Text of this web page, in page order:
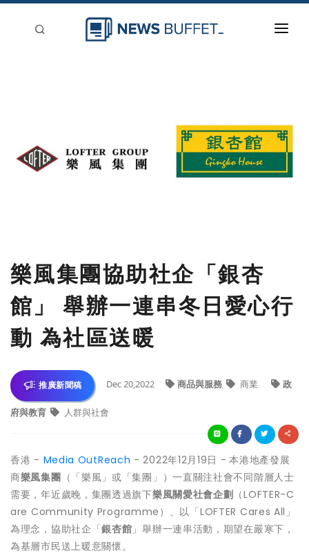
刊登
樂風集團協助社企「銀杏
館」 舉辦一連串冬日愛心行
動 為社區送暖
推廣新聞稿 Dec 20,2022 商品與服務 商業 政
府與教育 人群與社會
香港 - Media OutReach - 2022年12月19日 - 本港地產發展
商樂風集團 （「樂風」或「集團」）一直關注社會不同階層人士
需要，年近歲晚，集團透過旗下樂風關愛社會企劃 （LOFTER-C
are Community Programme）、以「LOFTER Cares All」
為理念，協助社企「銀杏館」舉辦一連串活動，期望在嚴寒下，
為基層市民送上暖意關懷。